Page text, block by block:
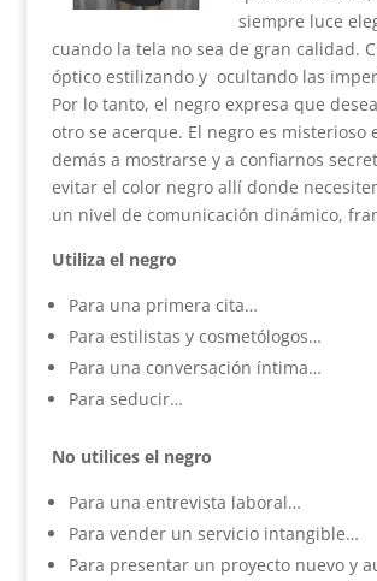
siempre luce
cuando la tela no sea de gran calidad.
óptico estilizando y ocultando las
Por lo tanto, el negro expresa que
otro se acerque. El negro es misterioso
demás a mostrarse y a confiarnos
evitar el color negro allí donde
un nivel de comunicación dinámico,
Utiliza el negro
Para una primera cita…
Para estilistas y cosmetólogos…
Para una conversación íntima…
Para seducir…
No utilices el negro
Para una entrevista laboral…
Para vender un servicio intangible…
Para presentar un proyecto nuevo y